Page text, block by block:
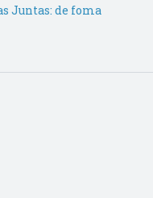
Juntas: de foma